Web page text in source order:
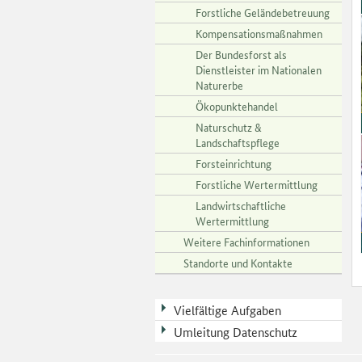
Forstliche Geländebetreuung
Kompensationsmaßnahmen
Der Bundesforst als
Dienstleister im Nationalen
Naturerbe
Ökopunktehandel
Naturschutz &
Landschaftspflege
Forsteinrichtung
Forstliche Wertermittlung
Landwirtschaftliche
Wertermittlung
Weitere Fachinformationen
Standorte und Kontakte
Vielfältige Aufgaben
Umleitung Datenschutz